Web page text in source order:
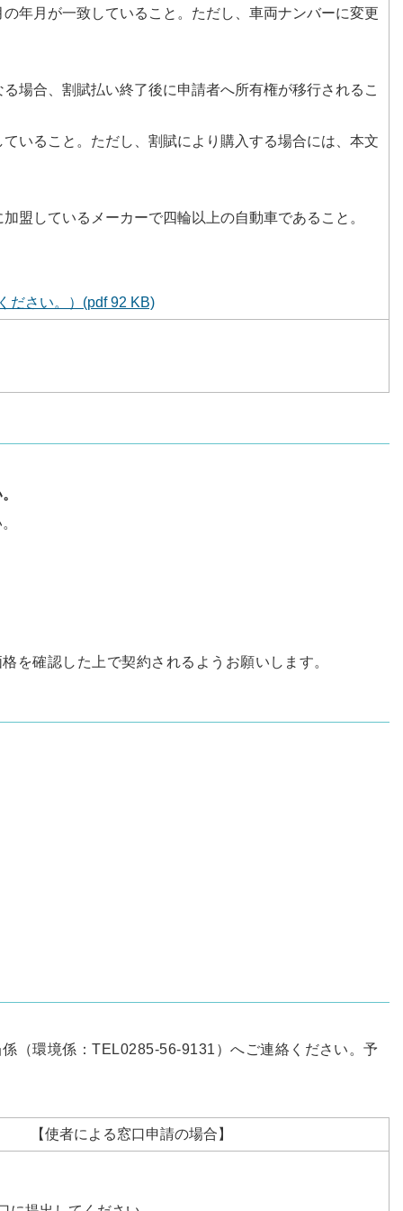
年月が一致していること。ただし、車両ナンバーに変更
場合、割賦払い終了後に申請者へ所有権が移行されるこ
いること。ただし、割賦により購入する場合には、本文
盟しているメーカーで四輪以上の自動車であること。
ださい。）(pdf 92 KB)
を確認した上で契約されるようお願いします。
（環境係：TEL0285-56-9131）へご連絡ください。予
【使者による窓口申請の場合】